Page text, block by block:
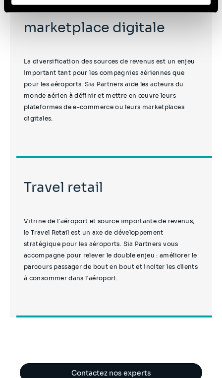
personnel
E-commerce et
marketplace digitale
La diversification des sources de revenus est un enjeu
important tant pour les compagnies aériennes que
pour les aéroports. Sia Partners aide les acteurs du
monde aérien à définir et mettre en œuvre leurs
plateformes de e-commerce ou leurs marketplaces
digitales.
Travel retail
Vitrine de l’aéroport et source importante de revenus,
le Travel Retail est un axe de développement
stratégique pour les aéroports. Sia Partners vous
accompagne pour relever le double enjeu : améliorer le
parcours passager de bout en bout et inciter les clients
à consommer dans l’aéroport.
Contactez nos experts